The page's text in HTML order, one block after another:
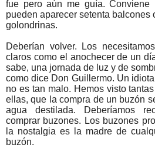
fue pero aún me guía. Conviene
pueden aparecer setenta
golondrinas.
Deberían volver. Los
claros como el anochecer de un
sabe, una jornada de luz y de
como dice Don Guillermo. Un
no es tan malo. Hemos visto
ellas, que la compra de un buzón
agua destilada. Deberíamos
comprar buzones. Los buzones
la nostalgia es la madre de
buzón.